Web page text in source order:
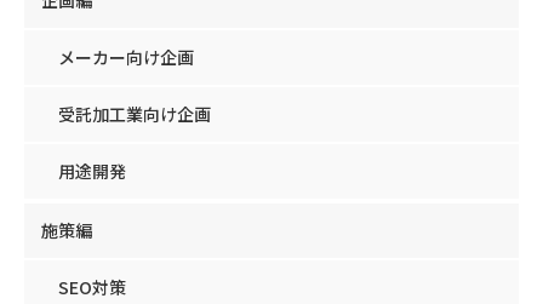
メーカー向け企画
受託加工業向け企画
用途開発
施策編
SEO対策